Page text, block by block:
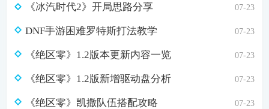
《冰汽时代2》开局思路分享 07-23
DNF手游困难罗特斯打法教学 07-23
《绝区零》1.2版本更新内容一览 07-23
《绝区零》1.2版新增驱动盘分析 07-23
《绝区零》凯撒队伍搭配攻略 07-23